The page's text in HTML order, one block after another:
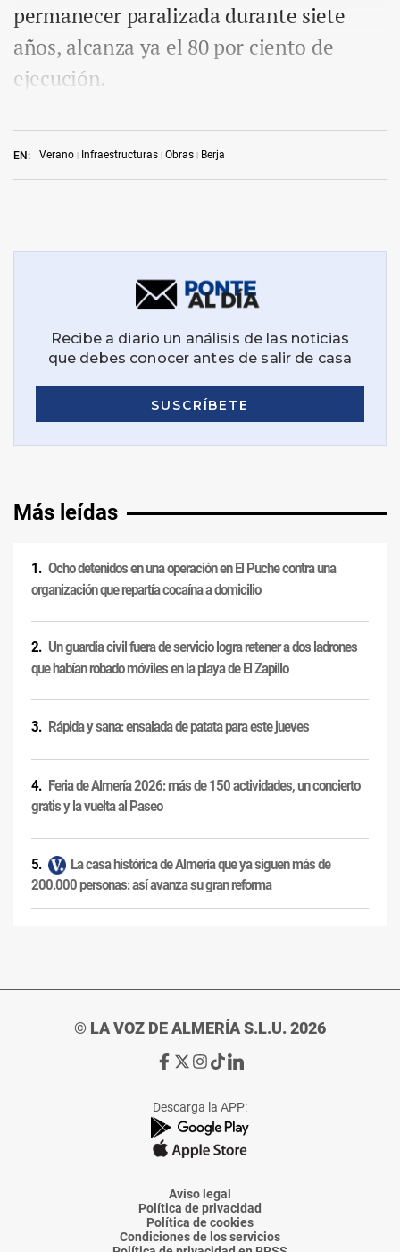
EN: Verano Infraestructuras Obras Berja
permanecer paralizada durante siete
años, alcanza ya el 80 por ciento de
ejecución.
Más leídas
Ocho detenidos en una operación en El Puche contra una
organización que repartía cocaína a domicilio
Un guardia civil fuera de servicio logra retener a dos ladrones
que habían robado móviles en la playa de El Zapillo
Rápida y sana: ensalada de patata para este jueves
Feria de Almería 2026: más de 150 actividades, un concierto
gratis y la vuelta al Paseo
La casa histórica de Almería que ya siguen más de
200.000 personas: así avanza su gran reforma
© LA VOZ DE ALMERÍA S.L.U. 2026
Ir
de
La
Voz
Almería
Ir
de
La
Voz
Almería
Ir
de
La
Voz
Almería
Ir
de
La
Voz
Almería
Ir
de
La
Voz
Descarga la APP:
Aviso legal
Política de privacidad
Política de cookies
Condiciones de los servicios